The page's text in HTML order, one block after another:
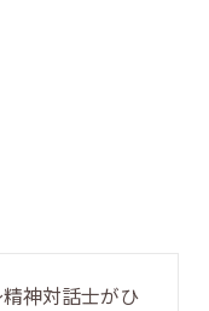
神対話士がひ